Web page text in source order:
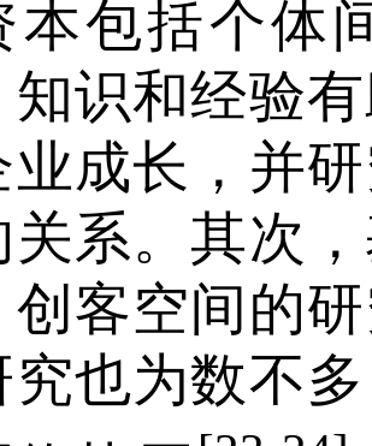
本包括个体
知识和经验
业成长，并
关系。其次
创客空间的
究也为数不